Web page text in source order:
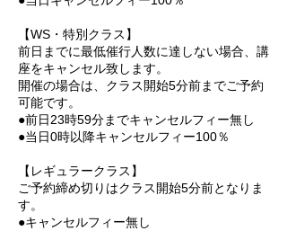
【WS・特別クラス】
前日までに最低催行人数に達しない場合、講
座をキャンセル致します。
開催の場合は、クラス開始5分前までご予約
可能です。
●前日23時59分までキャンセルフィー無し
●当日0時以降キャンセルフィー100％
【レギュラークラス】
ご予約締め切りはクラス開始5分前となりま
す。
●キャンセルフィー無し